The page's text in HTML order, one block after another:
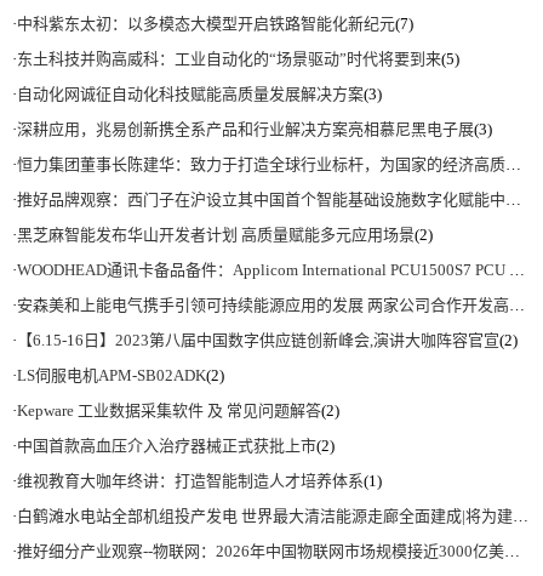
·中科紫东太初：以多模态大模型开启铁路智能化新纪元(7)
·东土科技并购高威科：工业自动化的“场景驱动”时代将要到来(5)
· 自动化网诚征自动化科技赋能高质量发展解决方案(3)
·深耕应用，兆易创新携全系产品和行业解决方案亮相慕尼黑电子展(3)
·恒力集团董事长陈建华：致力于打造全球行业标杆，为国家的经济高质量发展贡献更大力量|上海电气集团党委书记、董事长吴磊来访
·推好品牌观察：西门子在沪设立其中国首个智能基础设施数字化赋能中心
·黑芝麻智能发布华山开发者计划 高质量赋能多元应用场景(2)
·WOODHEAD通讯卡备品备件：Applicom International PCU1500S7 PCU 1500 S7 V4.5.0
·安森美和上能电气携手引领可持续能源应用的发展 两家公司合作开发高性能储能和太阳能组串式逆变器方案 以实现可持续的未来
· 【6.15-16日】2023第八届中国数字供应链创新峰会,演讲大咖阵容官宣(2)
·LS伺服电机APM-SB02ADK(2)
·Kepware 工业数据采集软件 及 常见问题解答(2)
·中国首款高血压介入治疗器械正式获批上市(2)
·维视教育大咖年终讲：打造智能制造人才培养体系(1)
·白鹤滩水电站全部机组投产发电 世界最大清洁能源走廊全面建成|将为建设新型能源体系、保障国家能源安全、实现“双碳”目标提供有力支撑
·推好细分产业观察--物联网：2026年中国物联网市场规模接近3000亿美元 智慧工厂、智慧城市、智慧电网等将占60%以上